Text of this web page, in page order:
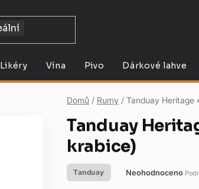
Likéry Vína Pivo Dárkové lahve
Domů / Rumy / Tanduay Heritage
Tanduay
krabice)
Tanduay
Průměrné
Neohodnoceno